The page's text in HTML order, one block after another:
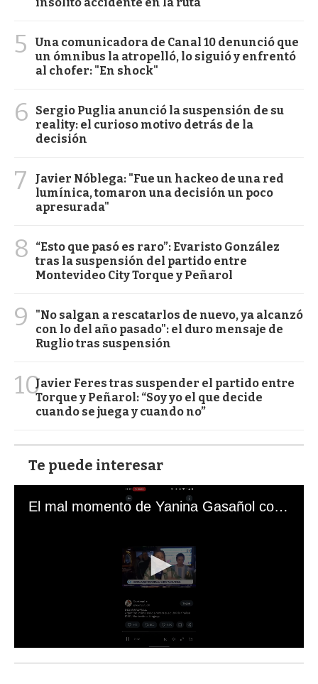
5
Una comunicadora de Canal 10 denunció que
un ómnibus la atropelló, lo siguió y enfrentó
al chofer: "En shock"
6
Sergio Puglia anunció la suspensión de su
reality: el curioso motivo detrás de la
decisión
7
Javier Nóblega: "Fue un hackeo de una red
lumínica, tomaron una decisión un poco
apresurada"
8
“Esto que pasó es raro”: Evaristo González
tras la suspensión del partido entre
Montevideo City Torque y Peñarol
9
"No salgan a rescatarlos de nuevo, ya alcanzó
con lo del año pasado": el duro mensaje de
Ruglio tras suspensión
10Javier Feres tras suspender el partido entre
Torque y Peñarol: “Soy yo el que decide
cuando se juega y cuando no”
Te puede interesar
El mal momento de Yanina Gasañol con un hincha argentino en "Subrayado"
s